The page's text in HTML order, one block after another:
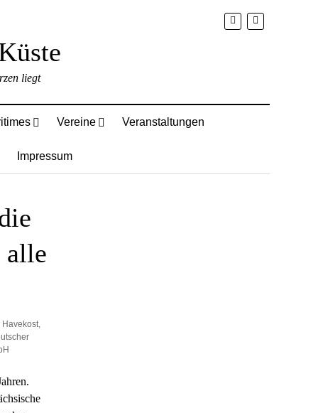
liegt
Vereine Veranstaltungen
Impressum
alle